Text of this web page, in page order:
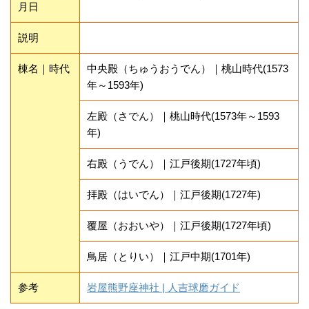
月日
説明
棟名｜時代
中央殿（ちゅうおうでん）｜桃山時代(1573
年～1593年)
左殿（さでん）｜桃山時代(1573年～1593
年)
右殿（うでん）｜江戸後期(1727年頃)
拝殿（はいでん）｜江戸後期(1727年)
覆屋（おおいや）｜江戸後期(1727年頃)
鳥居（とりい）｜江戸中期(1701年)
参考 岩屋熊野座神社 | 人吉球磨ガイド